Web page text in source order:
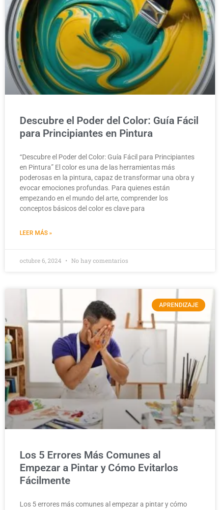
Descubre el Poder del Color: Guía Fácil
para Principiantes en Pintura
“Descubre el Poder del Color: Guía Fácil para Principiantes
en Pintura” El color es una de las herramientas más
poderosas en la pintura, capaz de transformar una obra y
evocar emociones profundas. Para quienes están
empezando en el mundo del arte, comprender los
conceptos básicos del color es clave para
LEER MÁS »
octubre 6, 2024 No hay comentarios
APRENDIZAJE
Los 5 Errores Más Comunes al
Empezar a Pintar y Cómo Evitarlos
Fácilmente
Los 5 errores más comunes al empezar a pintar y cómo